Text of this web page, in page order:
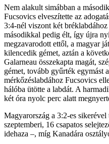
Nem alakult simábban a
Fucsovics elveszítette az
3:4-nél viszont két
másodikkal pedig élt, így újra
megzavarodott ettől, a magyar
kilencedik gémet, aztán a
Galarneau összekapta magát,
gémet, tovább gyűrték egymást
mérkőzéslabdához Fucsovics
hálóba ütötte a labdát. A
két óra nyolc perc alatt
Magyarország a 3:2-es
szeptemberi, 16 csapatos
idehaza –, míg Kanadára